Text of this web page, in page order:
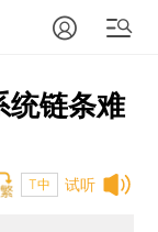
统链条难
试听
T中